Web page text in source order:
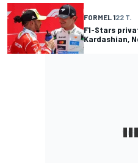
FORMEL 122 T.
F1-Stars
Kardashian,